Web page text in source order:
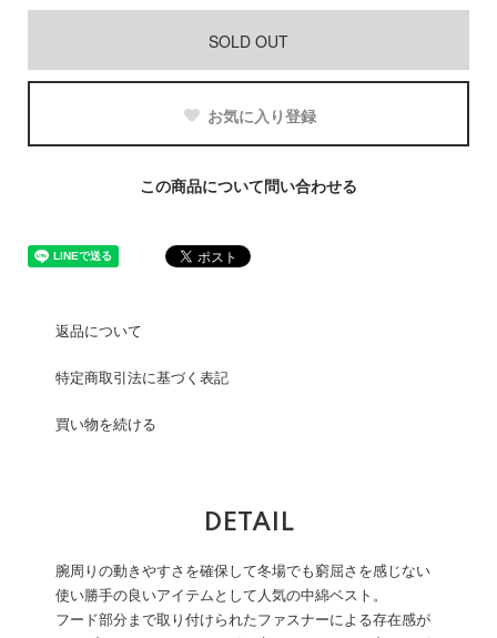
SOLD OUT
お気に入り登録
この商品について問い合わせる
返品について
特定商取引法に基づく表記
買い物を続ける
DETAIL
腕周りの動きやすさを確保して冬場でも窮屈さを感じない
使い勝手の良いアイテムとして人気の中綿ベスト。
フード部分まで取り付けられたファスナーによる存在感が